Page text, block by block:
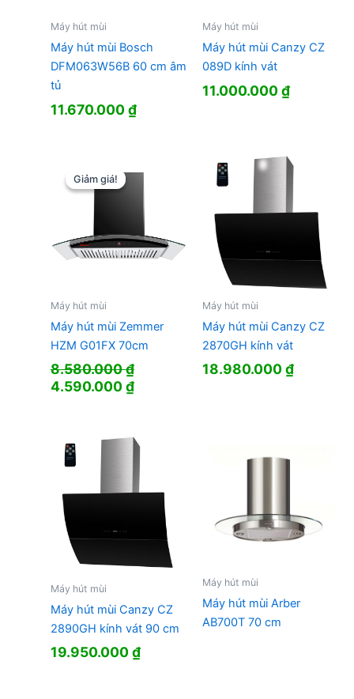
Máy hút mùi
Máy hút mùi Bosch
DFM063W56B 60 cm âm
tủ
11.670.000₫
Máy hút mùi
Máy hút mùi Canzy CZ
089D kính vát
11.000.000₫
Giảm giá!
Giảm giá!
Máy hút mùi
Máy hút mùi Zemmer
HZM G01FX 70cm
8.580.000₫
Giá
8.580.000 ₫.
4.590.000₫Giá
là:
Máy hút mùi
Máy hút mùi Canzy CZ
2870GH kính vát
18.980.000₫
Máy hút mùi
Máy hút mùi Canzy CZ
2890GH kính vát 90 cm
19.950.000₫
Máy hút mùi
Máy hút mùi Arber
AB700T 70 cm